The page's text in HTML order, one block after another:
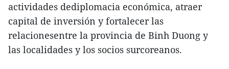
actividades dediplomacia económica, atraer
capital de inversión y fortalecer las
relacionesentre la provincia de Binh Duong y
las localidades y los socios surcoreanos.